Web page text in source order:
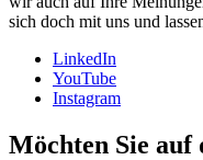
sich doch mit uns und
LinkedIn
YouTube
Instagram
Möchten Sie auf